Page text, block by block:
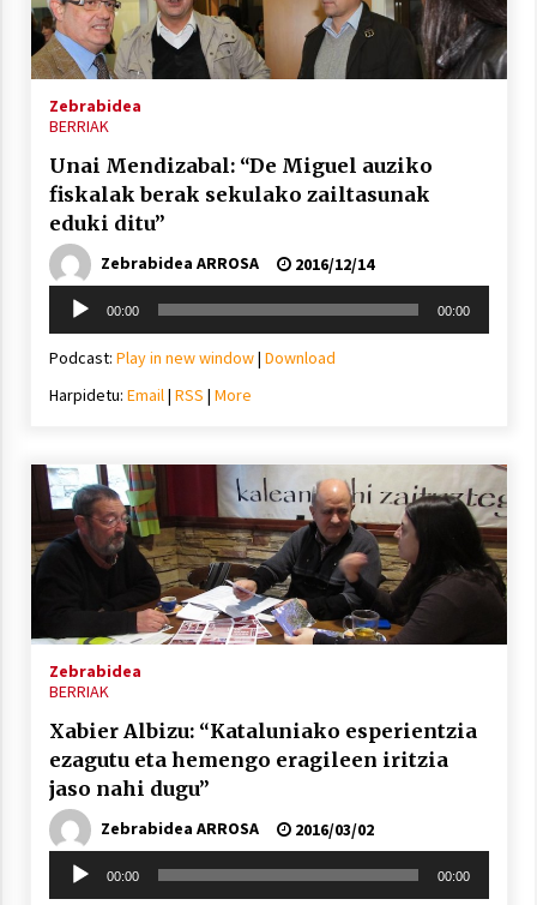
inguruko tailerraren audioa
2021/11/25
Mahai-ingurua: irratia, podcastak
2021/11/12
2021/11/11
Arrosa sareko IX. topaketak!
2021/10/13
2021/10/04
Zebrabidea
BERRIAK
Unai Mendizabal: “De Miguel auziko
fiskalak berak sekulako zailtasunak
eduki ditu”
Zebrabidea ARROSA
2016/12/14
Soinu
erreproduzigailua
00:00 00:00
Podcast: Play in new window| Download
Harpidetu: Email| RSS | More
Zebrabidea
BERRIAK
Xabier Albizu: “Kataluniako esperientzia
ezagutu eta hemengo eragileen iritzia
jaso nahi dugu”
Zebrabidea ARROSA
2016/03/02
Soinu
erreproduzigailua
00:00 00:00